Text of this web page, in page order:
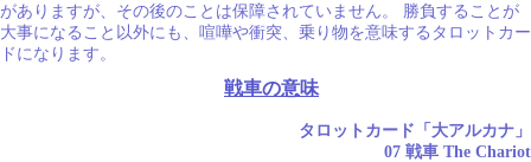
がありますが、その後のことは保障されていません。 勝負することが
大事になること以外にも、喧嘩や衝突、乗り物を意味するタロットカー
ドになります。
戦車の意味
タロットカード「大アルカナ」
07 戦車 The Chariot